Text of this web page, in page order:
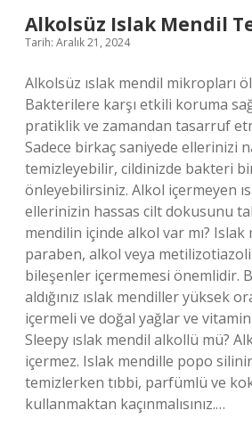
Alkolsüz Islak Mendil
Tarih: Aralık 21, 2024
Alkolsüz ıslak mendil mikropları
Bakterilere karşı etkili koruma
pratiklik ve zamandan tasarruf
Sadece birkaç saniyede ellerinizi
temizleyebilir, cildinizde bakteri
önleyebilirsiniz. Alkol içermeyen
ellerinizin hassas cilt dokusunu
mendilin içinde alkol var mı?
paraben, alkol veya
bileşenler içermemesi önemlidir.
aldığınız ıslak mendiller yüksek
içermeli ve doğal yağlar ve
Sleepy ıslak mendil alkollü mü?
içermez. Islak mendille popo
temizlerken tıbbi, parfümlü ve
kullanmaktan kaçınmalısınız.…